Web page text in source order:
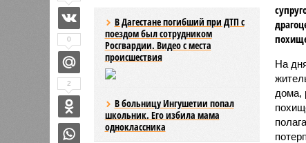
В Дагестане погибший при ДТП с
поездом был сотрудником
Росгвардии. Видео с места
происшествия
В больницу Ингушетии попал
школьник. Его избила мама
одноклассника
На
дома,
0
2